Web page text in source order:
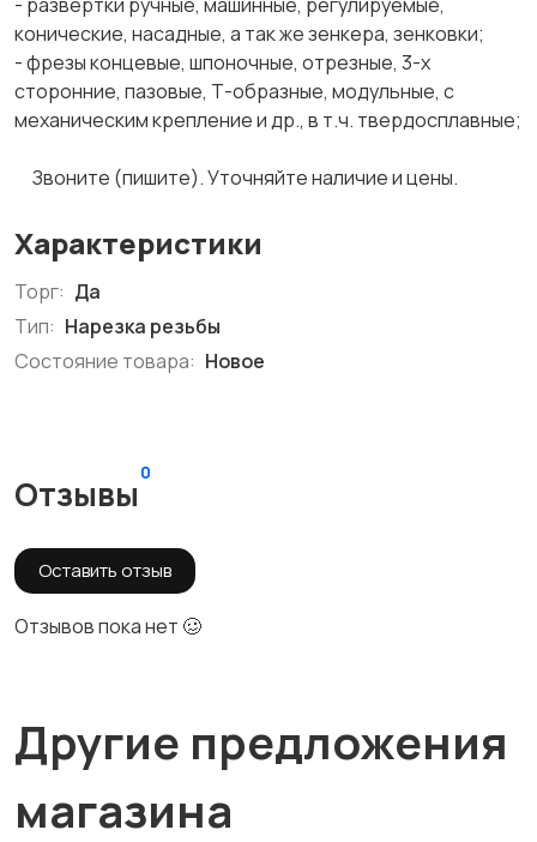
конические, насадные, а так же зенкера, зенковки;
- фрезы концевые, шпоночные, отрезные, 3-х
сторонние, пазовые, Т-образные, модульные, с
механическим крепление и др., в т.ч. твердосплавные;
Звоните (пишите). Уточняйте наличие и цены.
Характеристики
Торг: Да
Тип: Нарезка резьбы
Состояние товара: Новое
Отзывы
0
Оставить отзыв
Отзывов пока нет 🥴
Другие предложения
магазина